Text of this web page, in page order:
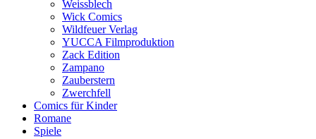
Weissblech
Wick Comics
Wildfeuer Verlag
YUCCA Filmproduktion
Zack Edition
Zampano
Zauberstern
Zwerchfell
Comics für Kinder
Romane
Spiele